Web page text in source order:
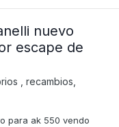
nuevo
escape de
, recambios,
para ak 550 vendo